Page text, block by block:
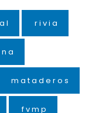
rivia
mataderos
fvmp